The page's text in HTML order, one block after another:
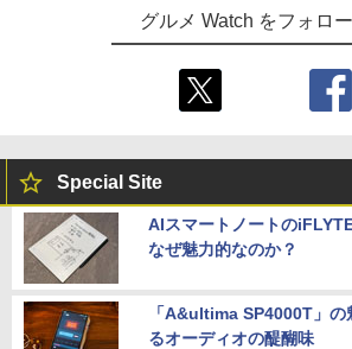
グルメ Watch をフォロ
Special Site
AIスマートノートの
なぜ魅力的なのか？
「A&ultima SP4000T」の
るオーディオの醍醐味